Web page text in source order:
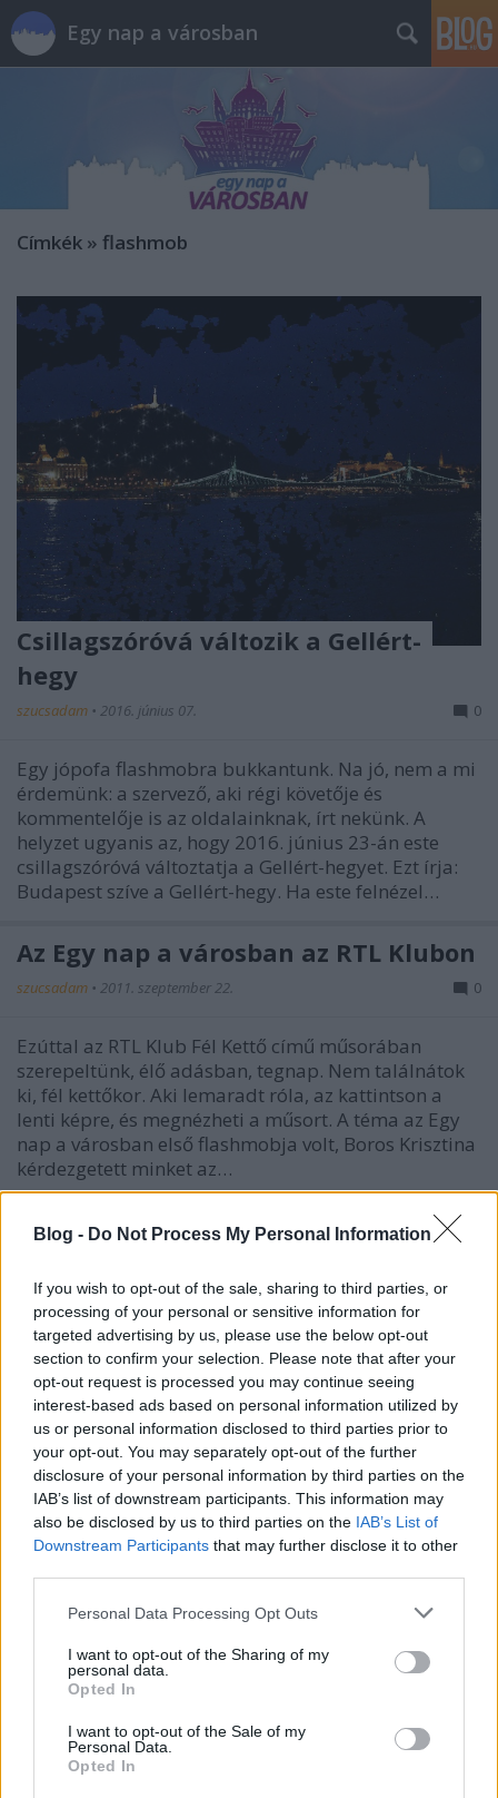
Blog - Do Not Process My Personal Information
If you wish to opt-out of the sale, sharing to third parties, or
processing of your personal or sensitive information for
targeted advertising by us, please use the below opt-out
section to confirm your selection. Please note that after your
opt-out request is processed you may continue seeing
interest-based ads based on personal information utilized by
us or personal information disclosed to third parties prior to
your opt-out. You may separately opt-out of the further
disclosure of your personal information by third parties on the
IAB’s list of downstream participants. This information may
also be disclosed by us to third parties on the IAB’s List of
Downstream Participants that may further disclose it to other
Please note that this website/app uses one or more Google
not limited to your visit or usage behaviour. You may click to
grant or deny consent to Google and its third-party tags to
use your data for below specified purposes in below Google
consent section.
Personal Data Processing Opt Outs
I want to opt-out of the Sharing of my
personal data.
Opted In
I want to opt-out of the Sale of my
Personal Data.
Opted In
Egy nap a városban
Címkék » flashmob
Csillagszóróvá változik a Gellért-
hegy
szucsadam • 2016. június 07. 0
Egy jópofa flashmobra bukkantunk. Na jó, nem a mi
érdemünk: a szervező, aki régi követője és
kommentelője is az oldalainknak, írt nekünk. A
helyzet ugyanis az, hogy 2016. június 23-án este
csillagszóróvá változtatja a Gellért-hegyet. Ezt írja:
Budapest szíve a Gellért-hegy. Ha este felnézel…
Az Egy nap a városban az RTL Klubon
szucsadam • 2011. szeptember 22. 0
Ezúttal az RTL Klub Fél Kettő című műsorában
szerepeltünk, élő adásban, tegnap. Nem találnátok
ki, fél kettőkor. Aki lemaradt róla, az kattintson a
lenti képre, és megnézheti a műsort. A téma az Egy
nap a városban első flashmobja volt, Boros Krisztina
kérdezgetett minket az…
Benne leszünk a tévében
Ma este a TV2-n az Aktívban láthattok minket
negyed nyolc körül, interjút készítettek velünk a múlt
heti flashmobunk kapcsán. Szóval aki kíváncsi, mit
szedtek ki belőlünk, és az utca embere hogyan áll a
szemétfelszedés intézményéhez, nézzétek a műsort.
Rowlend remek…